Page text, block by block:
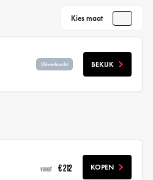
Kies maat
Uitverkocht BEKIJK
vanaf € 212 KOPEN